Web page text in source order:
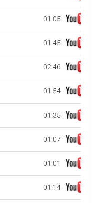
01:05
01:45
02:46
01:54
01:35
01:07
01:01
01:14